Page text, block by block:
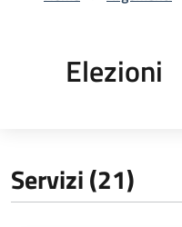
Elezioni
Servizi (21)